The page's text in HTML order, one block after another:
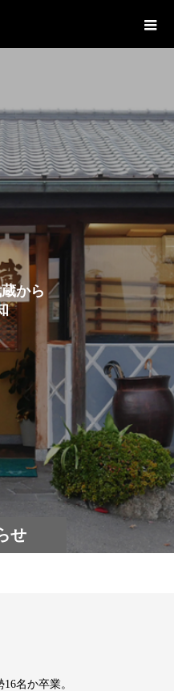
せ
蔵から
せ
名か卒業。